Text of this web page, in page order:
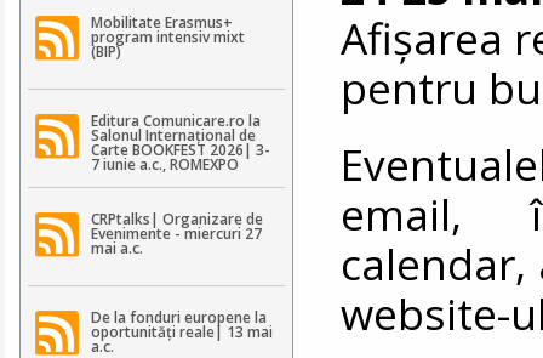
Mobilitate Erasmus+
program intensiv mixt
(BIP)
Editura Comunicare.ro la
Salonul Internațional de
Carte BOOKFEST 2026| 3-
7 iunie a.c., ROMEXPO
CRPtalks| Organizare de
Evenimente - miercuri 27
mai a.c.
De la fonduri europene la
oportunități reale| 13 mai
a.c.
Afișarea
pentru
email,
website-